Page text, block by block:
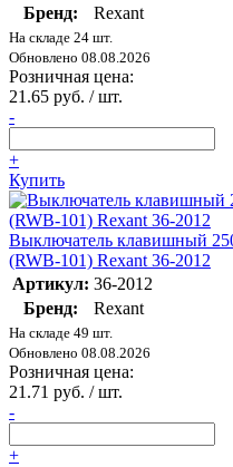
Бренд:
Rexant
На складе 24 шт.
Обновлено 08.08.2026
Розничная цена:
21.65 руб. / шт.
-
+
Купить
Выключатель клавишный
(RWB-101) Rexant 36-2012
Артикул: 36-2012
Бренд:
Rexant
На складе 49 шт.
Обновлено 08.08.2026
Розничная цена:
21.71 руб. / шт.
-
+